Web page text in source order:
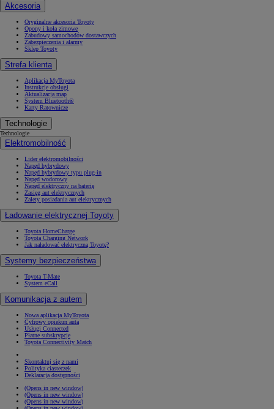
Akcesoria
Oryginalne akcesoria Toyoty
Opony i koła zimowe
Zabudowy samochodów dostawczych
Zabezpieczenia i alarmy
Sklep Toyoty
Strefa klienta
Aplikacja MyToyota
Instrukcje obsługi
Aktualizacja map
System Bluetooth®
Karty Ratownicze
Technologie
Technologie
Elektromobilność
Lider elektromobilności
Napęd hybrydowy
Napęd hybrydowy typu plug-in
Napęd wodorowy
Napęd elektryczny na baterię
Zasięg aut elektrycznych
Zalety posiadania aut elektrycznych
Ładowanie elektrycznej Toyoty
Toyota HomeCharge
Toyota Charging Network
Jak naładować elektryczną Toyotę?
Systemy bezpieczeństwa
Toyota T-Mate
System eCall
Komunikacja z autem
Nowa aplikacja MyToyota
Cyfrowy opiekun auta
Usługi Connected
Płatne subskrypcje
Toyota Connectivity Match
Skontaktuj się z nami
Polityka ciasteczek
Deklaracja dostępności
(Opens in new window)
(Opens in new window)
(Opens in new window)